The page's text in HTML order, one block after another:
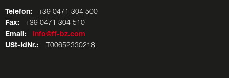
Telefon: +39 0471 304 500
Fax: +39 0471 304 510
Email:
info@ff-bz.com
USt-IdNr.: IT00652330218